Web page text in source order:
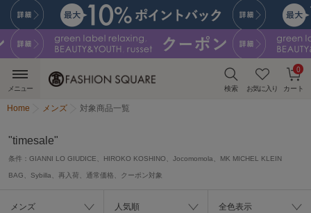
検索 お気に入り カート
0
メニュー
Home メンズ 対象商品一覧
"timesale"
条件： GIANNI LO GIUDICE、HIROKO KOSHINO、Jocomomola、MK MICHEL KLEIN
BAG、Sybilla、再入荷、通常価格、クーポン対象
メンズ 人気順 全色表示